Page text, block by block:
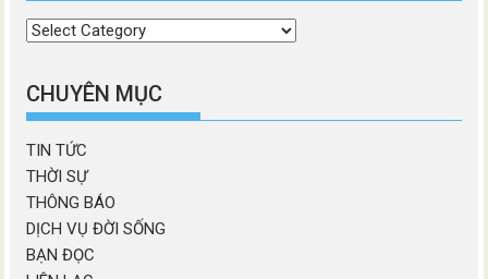
Chọn
mục
CHUYÊN MỤC
TIN TỨC
THỜI SỰ
THÔNG BÁO
DỊCH VỤ ĐỜI SỐNG
BẠN ĐỌC